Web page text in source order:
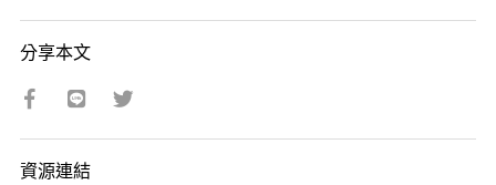
分享本文
資源連結